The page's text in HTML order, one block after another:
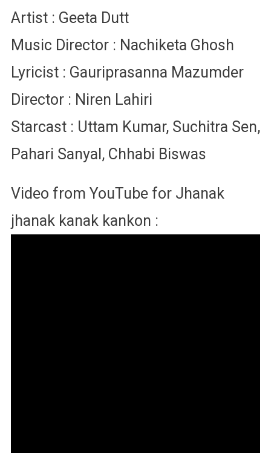
Artist : Geeta Dutt
Music Director : Nachiketa Ghosh
Lyricist : Gauriprasanna Mazumder
Director : Niren Lahiri
Starcast : Uttam Kumar, Suchitra Sen,
Pahari Sanyal, Chhabi Biswas
Video from YouTube for Jhanak
jhanak kanak kankon :